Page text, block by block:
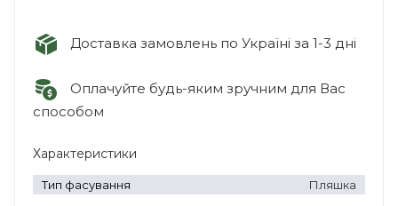
Доставка замовлень по Україні за 1-3 дні
Оплачуйте будь-яким зручним для Вас
способом
Характеристики
Тип фасування Пляшка